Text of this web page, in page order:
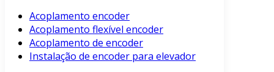
Acoplamento encoder
Acoplamento flexível encoder
Acoplamento de encoder
Instalação de encoder para elevador